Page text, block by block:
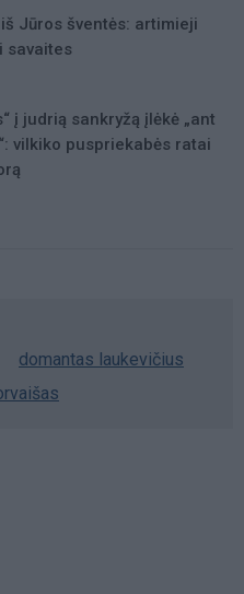
Jūros šventės: artimieji
savaites
į judrią sankryžą įlėkė „ant
vilkiko puspriekabės ratai
domantas laukevičius